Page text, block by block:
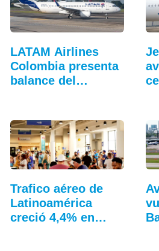
LATAM Airlines
Colombia presenta
balance del
Trafico aéreo de
Latinoamérica
creció 4,4% en